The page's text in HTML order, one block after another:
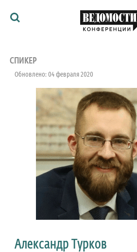
Архив
Партнёрам
Ведомости
Как потратить
Ведомости&
СПИКЕР
Обновлено: 04 февраля 2020
Александр Турков